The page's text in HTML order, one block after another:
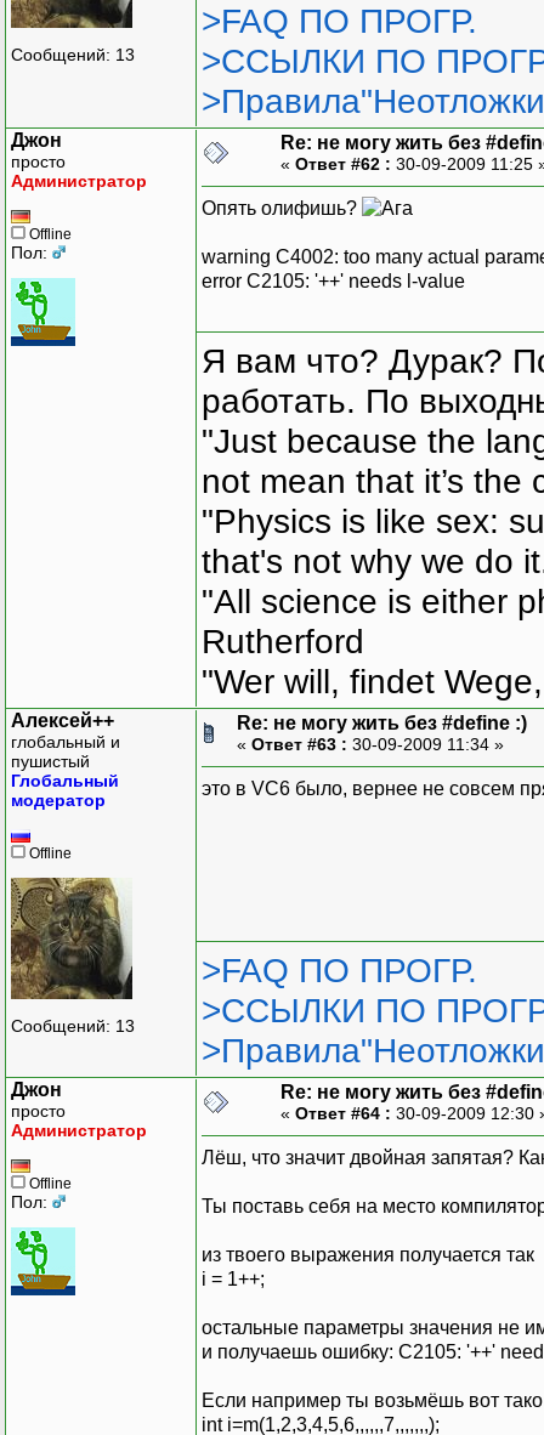
Сообщений: 13
>FAQ ПО ПРОГР.
>ССЫЛКИ ПО
Джон
просто
Администратор
Offline
Пол:
Re: не могу жить без
« Ответ #62 : 30-09-2009 11:25
Опять олифишь?
warning C4002: too many actual
error C2105: '++' needs l-value
Я вам что? Дурак?
работать. По
"Just because the
not mean that it’s the
"Physics is like sex:
that's not why we do
"All science is either
Rutherford
"Wer will, findet
Алексей++
глобальный и
пушистый
Глобальный
модератор
Offline
Сообщений: 13
Re: не могу жить без #define :)
« Ответ #63 : 30-09-2009 11:34 »
это в VC6 было, вернее не совсем
>FAQ ПО ПРОГР.
>ССЫЛКИ ПО
Джон
просто
Администратор
Offline
Пол:
Re: не могу жить без
« Ответ #64 : 30-09-2009 12:30
Лёш, что значит двойная запятая?
Ты поставь себя на место
из твоего выражения получается так
i = 1++;
остальные параметры значения не
и получаешь ошибку: C2105: '++'
Если например ты возьмёшь вот
int i=m(1,2,3,4,5,6,,,,,,7,,,,,,,);